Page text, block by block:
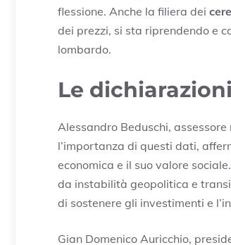
flessione. Anche la filiera dei
dei prezzi, si sta riprendendo e
lombardo.
Le
Alessandro Beduschi,
l’importanza di questi dati,
economica e il suo valore
da instabilità geopolitica e
di sostenere gli investimenti e
Gian Domenico Auricchio,